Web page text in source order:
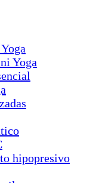
Yoga
hipopresivo